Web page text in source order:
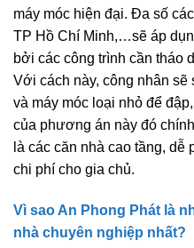
máy móc hiện đại. Đa số
TP Hồ Chí Minh,…sẽ áp
bởi các công trình cần tháo
Với cách này, công nhân
và máy móc loại nhỏ để
của phương án này đó
là các căn nhà cao tầng, dễ
chi phí cho gia chủ.
Vì sao An Phong Phát là
nhà chuyên nghiệp nhất?